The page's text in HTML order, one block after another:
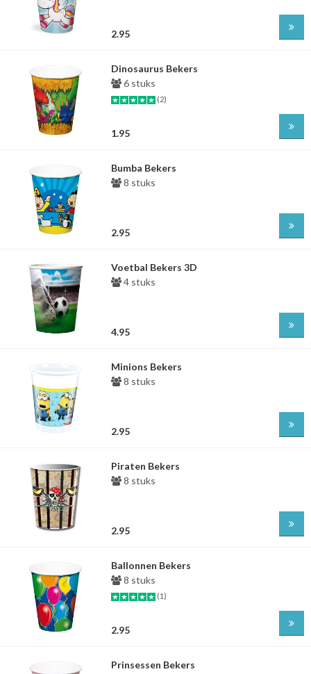
2.95
Dinosaurus Bekers
6 stuks
(2)
1.95
Bumba Bekers
8 stuks
2.95
Voetbal Bekers 3D
4 stuks
4.95
Minions Bekers
8 stuks
2.95
Piraten Bekers
8 stuks
2.95
Ballonnen Bekers
8 stuks
(1)
2.95
Prinsessen Bekers